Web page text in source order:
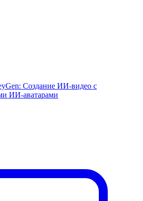
Создание ИИ-видео с
ИИ-аватарами